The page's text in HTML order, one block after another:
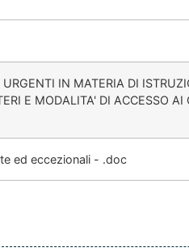
IN MATERIA DI
E MODALITA' DI ACCESSO AI
ed eccezionali - .doc